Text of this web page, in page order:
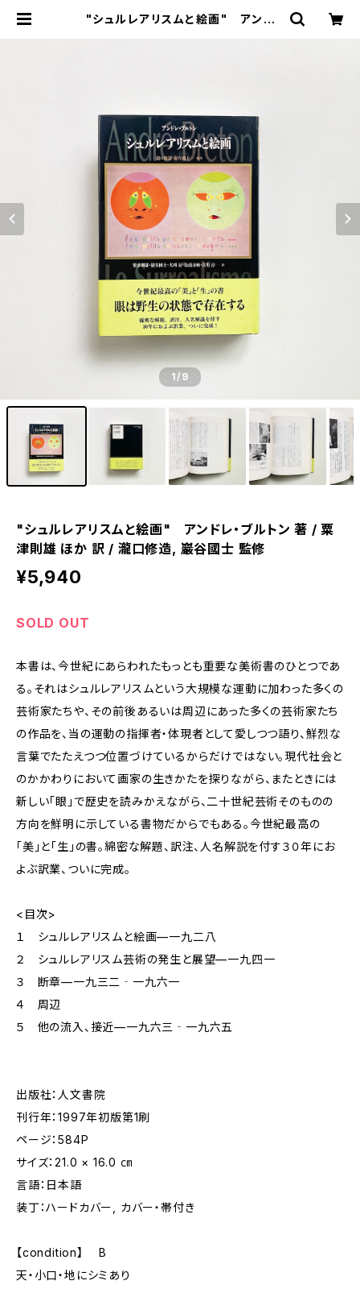
"シュルレアリスムと絵画" アンド
1/9
"シュルレアリスムと絵画" アンドレ・ブルトン 著 / 粟
津則雄 ほか 訳 / 瀧口修造, 巖谷國士 監修
¥5,940
SOLD OUT
本書は、今世紀にあらわれたもっとも重要な美術書のひとつであ
る。それはシュルレアリスムという大規模な運動に加わった多くの
芸術家たちや、その前後あるいは周辺にあった多くの芸術家たち
の作品を、当の運動の指揮者・体現者として愛しつつ語り、鮮烈な
言葉でたたえつつ位置づけているからだけではない。現代社会と
のかかわりにおいて画家の生きかたを探りながら、またときには
新しい「眼」で歴史を読みかえながら、二十世紀芸術そのものの
方向を鮮明に示している書物だからでもある。今世紀最高の
「美」と「生」の書。綿密な解題、訳注、人名解説を付す３０年にお
よぶ訳業、ついに完成。
<目次>
１ シュルレアリスムと絵画—一九二八
２ シュルレアリスム芸術の発生と展望—一九四一
３ 断章—一九三二‐一九六一
４ 周辺
５ 他の流入、接近—一九六三‐一九六五
出版社：人文書院
刊行年：1997年初版第1刷
ページ：584P
サイズ：21.0 × 16.0 ㎝
言語：日本語
装丁：ハードカバー, カバー・帯付き
【condition】 B
天・小口・地にシミあり